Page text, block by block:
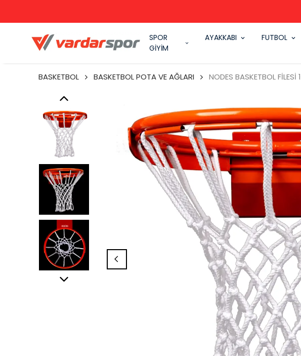
SPOR
GİYİM
AYAKKABI FUTBOL
BASKETBOL BASKETBOL POTA VE AĞLARI NODES BASKETBOL FİLESİ